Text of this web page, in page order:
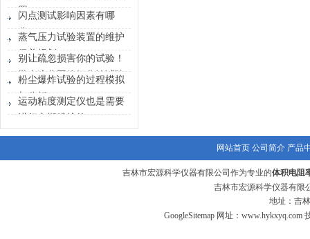
置
闪点测试影响因素有哪
些？
蒸气压力试验装置的维护
保养规划
别让疏忽损害你的试验！
学会这些固体氧化性试验
装置保养要点
粉尘爆炸试验的过程模拟
与分析
运动粘度测定仪也是需要
进行定期维护的
网站首页 公司简介 产品
吉林市宏源科学仪器有限公司作为专业的体积电阻
吉林市宏源科学仪器有限
地址：吉
GoogleSitemap网址： www.hykxyq.com